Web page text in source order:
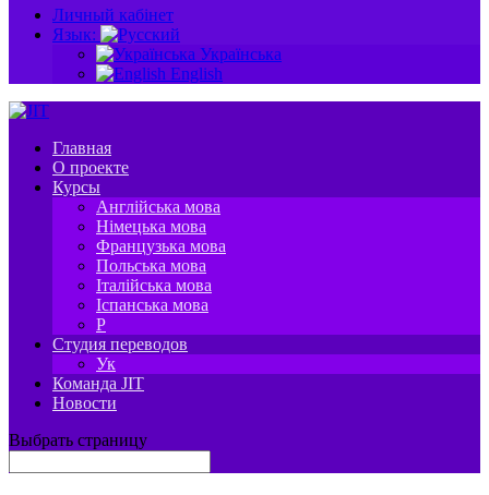
Личный кабінет
Язык:
Українська
English
Главная
О проекте
Курсы
Англійська мова
Німецька мова
Французька мова
Польська мова
Італійська мова
Іспанська мова
P
Студия переводов
Ук
Команда JIT
Новости
Выбрать страницу